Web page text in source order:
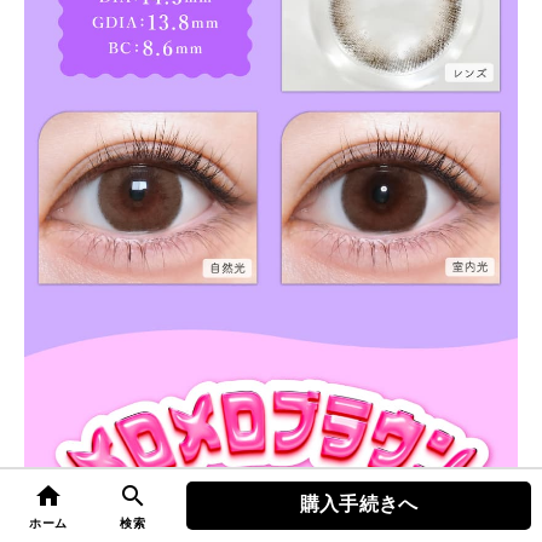
home
ホーム
search
検索
購入手続きへ